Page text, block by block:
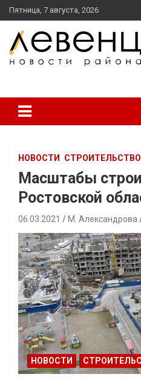
перейти
к
содержанию
Пятница, 7 августа, 2026
НОВОСТИ СТРОИТЕЛЬСТВО
Масштабы
Ростовской
06.03.2021 М. Александрова
НОВОСТИ